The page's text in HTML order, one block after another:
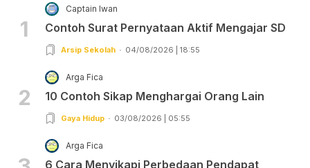
1
Captain Iwan
Contoh Surat Pernyataan Aktif Mengajar SD
Arsip Sekolah 04/08/2026 | 18:55
2
Arga Fica
10 Contoh Sikap Menghargai Orang Lain
Gaya Hidup 03/08/2026 | 05:55
Arga Fica
6 Cara Menyikapi Perbedaan Pendapat